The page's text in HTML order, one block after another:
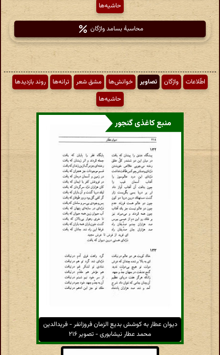
حاشیه‌ها
محاسبهٔ بسامد واژگان
اطّلاعات واژگان تصاویر خوانش‌ها مشق شعر ترانه‌ها
روند بازدیدها
حاشیه‌ها
منبع کاغذی گنجور
دیوان عطار به کوشش بدیع الزمان فروزانفر - فریدالدین
محمد عطار نیشابوری - تصویر ۲۱۶